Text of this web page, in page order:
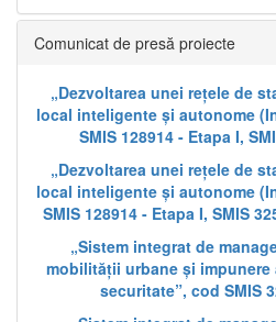
Comunicat de presă proiecte
„Dezvoltarea unei rețele de
local inteligente și autonome
SMIS 128914 - Etapa I,
„Dezvoltarea unei rețele de
local inteligente și autonome
SMIS 128914 - Etapa I, SMIS
„Sistem integrat de
mobilității urbane și
securitate”, cod SMIS